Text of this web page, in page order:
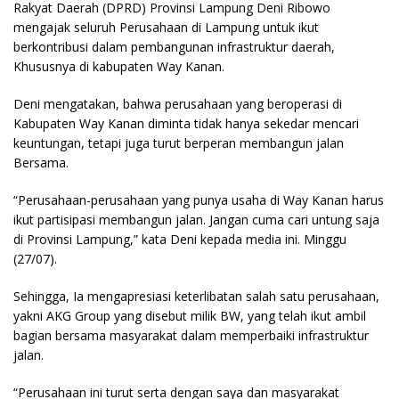
Rakyat Daerah (DPRD) Provinsi Lampung Deni Ribowo
mengajak seluruh Perusahaan di Lampung untuk ikut
berkontribusi dalam pembangunan infrastruktur daerah,
Khususnya di kabupaten Way Kanan.
Deni mengatakan, bahwa perusahaan yang beroperasi di
Kabupaten Way Kanan diminta tidak hanya sekedar mencari
keuntungan, tetapi juga turut berperan membangun jalan
Bersama.
“Perusahaan-perusahaan yang punya usaha di Way Kanan harus
ikut partisipasi membangun jalan. Jangan cuma cari untung saja
di Provinsi Lampung,” kata Deni kepada media ini. Minggu
(27/07).
Sehingga, Ia mengapresiasi keterlibatan salah satu perusahaan,
yakni AKG Group yang disebut milik BW, yang telah ikut ambil
bagian bersama masyarakat dalam memperbaiki infrastruktur
jalan.
“Perusahaan ini turut serta dengan saya dan masyarakat